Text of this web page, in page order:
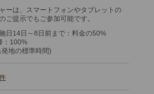
ーは、スマートフォンやタブレットの
ご提示でもご参加可能です。
日14日～8日前まで：料金の50%
：100%
地の標準時間)